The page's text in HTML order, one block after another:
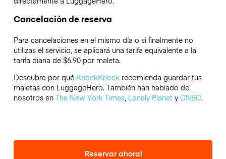
Cancelación de reserva
Para cancelaciones en el mismo día o si finalmente no
utilizas el servicio, se aplicará una tarifa equivalente a la
tarifa diaria de $6.90 por maleta.
Descubre por qué KnockKnockrecomienda guardar tus
maletas con LuggageHero. También han hablado de
nosotros en The New York Times, Lonely Planety CNBC.
Reservar ahora!